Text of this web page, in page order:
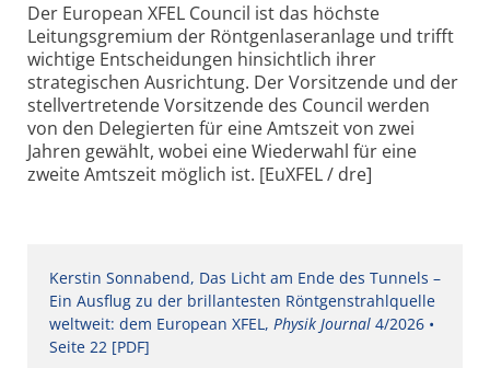
Der European XFEL Council ist das höchste
Leitungsgremium der Röntgenlaseranlage und trifft
wichtige Entscheidungen hinsichtlich ihrer
strategischen Ausrichtung. Der Vorsitzende und der
stellvertretende Vorsitzende des Council werden
von den Delegierten für eine Amtszeit von zwei
Jahren gewählt, wobei eine Wiederwahl für eine
zweite Amtszeit möglich ist. [EuXFEL / dre]
Kerstin Sonnabend, Das Licht am Ende des Tunnels –
Ein Ausflug zu der brillantesten ­Röntgenstrahlquelle
weltweit: dem European XFEL, Physik Journal 4/2026 •
Seite 22 [PDF]